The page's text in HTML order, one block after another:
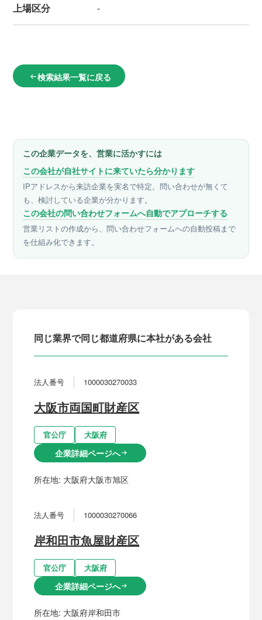
上場区分 -
arrow_left_alt検索結果一覧に戻る
この企業データを、営業に活かすには
この会社が自社サイトに来ていたら分かります
IPアドレスから来訪企業を実名で特定。問い合わせが無くて
も、検討している企業が分かります。
この会社の問い合わせフォームへ自動でアプローチする
営業リストの作成から、問い合わせフォームへの自動投稿まで
を仕組み化できます。
同じ業界で同じ都道府県に本社がある会社
法人番号 1000030270033
大阪市両国町財産区
官公庁 大阪府
企業詳細ページへarrow_right_alt
所在地: 大阪府大阪市旭区
法人番号 1000030270066
岸和田市魚屋財産区
官公庁 大阪府
企業詳細ページへarrow_right_alt
所在地: 大阪府岸和田市